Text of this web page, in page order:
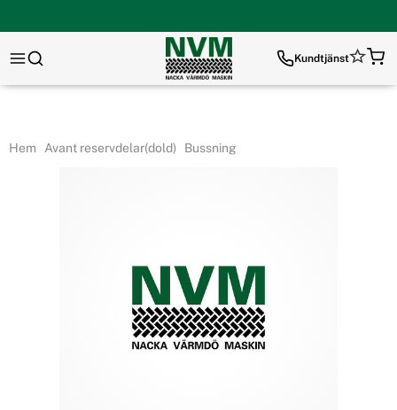
Kundtjänst
Hem Avant reservdelar(dold) Bussning